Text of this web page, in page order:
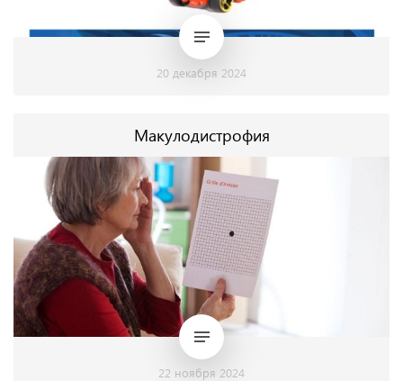
20 декабря 2024
Макулодистрофия
22 ноября 2024